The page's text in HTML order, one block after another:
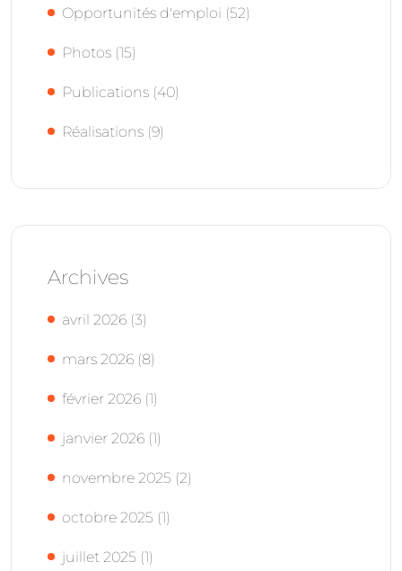
Opportunités d'emploi (52)
Photos (15)
Publications (40)
Réalisations (9)
Archives
avril 2026 (3)
mars 2026 (8)
février 2026 (1)
janvier 2026 (1)
novembre 2025 (2)
octobre 2025 (1)
juillet 2025 (1)